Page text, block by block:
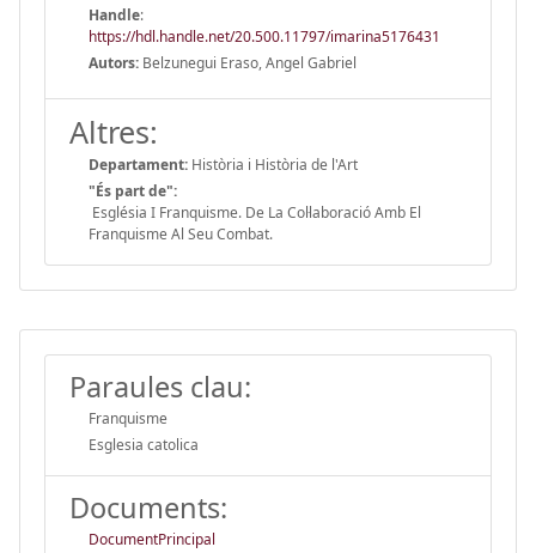
Handle:
https://hdl.handle.net/20.500.11797/imarina5176431
Autors: Belzunegui Eraso, Angel Gabriel
Altres:
Departament: Història i Història de l'Art
"És part de":
Església I Franquisme. De La Col·laboració Amb El
Franquisme Al Seu Combat.
Paraules clau:
Franquisme
Esglesia catolica
Documents:
DocumentPrincipal